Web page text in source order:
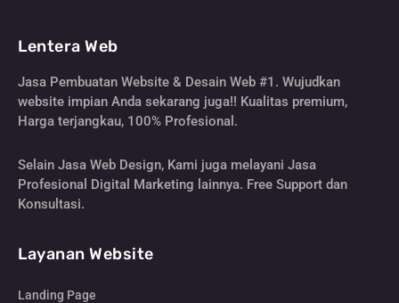
Lentera Web
Jasa Pembuatan Website & Desain Web #1. Wujudkan
website impian Anda sekarang juga!! Kualitas premium,
Harga terjangkau, 100% Profesional.
Selain Jasa Web Design, Kami juga melayani Jasa
Profesional Digital Marketing lainnya. Free Support dan
Konsultasi.
Layanan Website
Landing Page